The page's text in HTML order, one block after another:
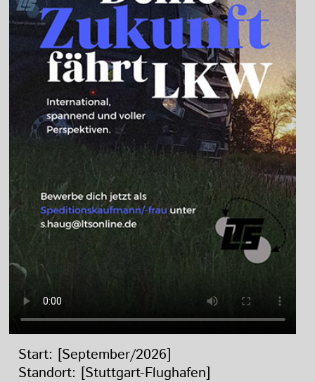
Start: [September/2026]
Standort: [Stuttgart-Flughafen]